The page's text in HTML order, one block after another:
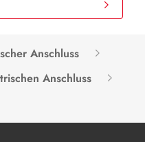
Anschluss
Anschluss